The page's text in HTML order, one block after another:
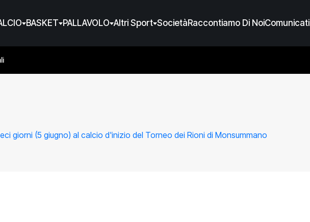
BASKET PALLAVOLO Altri Sport SocietàRaccontiamo Di NoiComunicati
giorni (5 giugno) al calcio d'inizio del Torneo dei Rioni di Monsummano